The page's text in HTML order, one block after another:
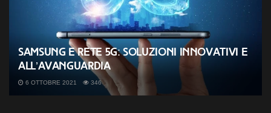
Samsung e rete 5G: soluzioni innovativi e
all’avanguardia
6 OTTOBRE 2021 346